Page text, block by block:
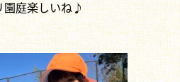
園庭楽しいね♪